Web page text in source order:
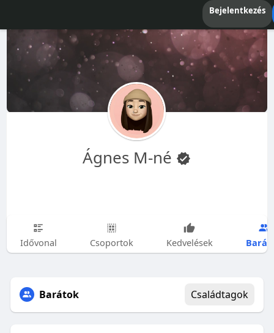
Bejelentkezés
Ágnes M-né
Idővonal Csoportok Kedvelések
Barátok Családtagok